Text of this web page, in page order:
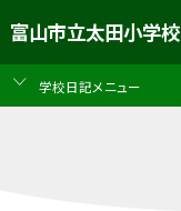
富山市立太田小学校
学校日記メニュー